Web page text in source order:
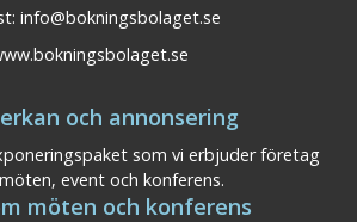
info@bokningsbolaget.se
och annonsering
som vi erbjuder företag
event och konferens.
möten och konferens